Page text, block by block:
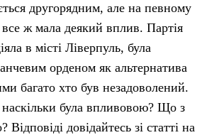
другорядним, але на певному
все ж мала деякий вплив. Партія
в місті Ліверпуль, була
орденом як альтернатива
багато хто був незадоволений.
була впливовою? Що з
довідайтесь зі статті на